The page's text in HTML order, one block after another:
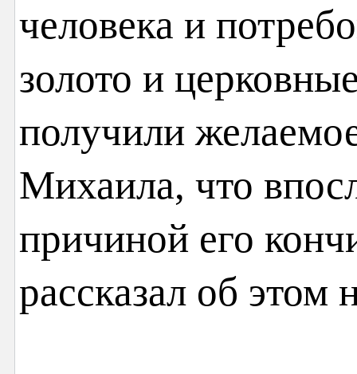
человека и
золото и
получили
Михаила, что
причиной его
рассказал об